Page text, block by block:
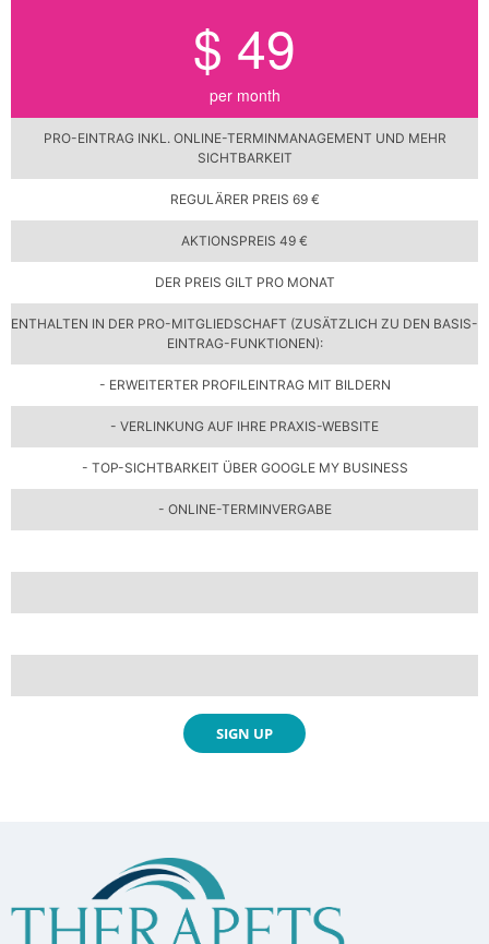
$ 49
per month
PRO-EINTRAG INKL. ONLINE-TERMINMANAGEMENT UND MEHR
SICHTBARKEIT
REGULÄRER PREIS 69 €
AKTIONSPREIS 49 €
DER PREIS GILT PRO MONAT
ENTHALTEN IN DER PRO-MITGLIEDSCHAFT (ZUSÄTZLICH ZU DEN BASIS-
EINTRAG-FUNKTIONEN):
- ERWEITERTER PROFILEINTRAG MIT BILDERN
- VERLINKUNG AUF IHRE PRAXIS-WEBSITE
- TOP-SICHTBARKEIT ÜBER GOOGLE MY BUSINESS
- ONLINE-TERMINVERGABE
SIGN UP